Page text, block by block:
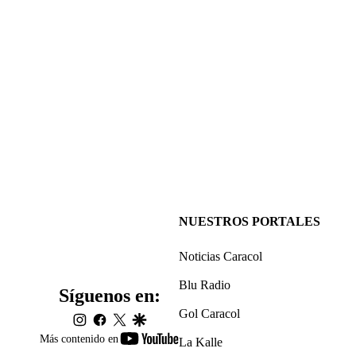
Más contenido en
youtube-
Síguenos en:
instagram
facebook
twittergoogle
NUESTROS PORTALES
Noticias Caracol
Blu Radio
Gol Caracol
La Kalle